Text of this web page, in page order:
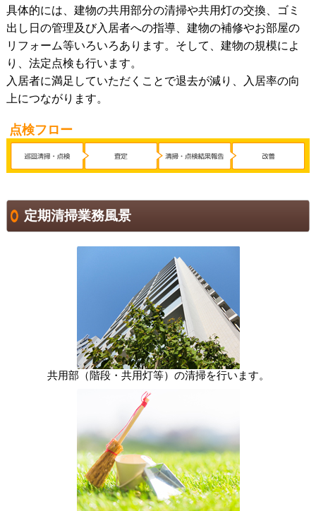
具体的には、建物の共用部分の清掃や共用灯の交換、ゴミ
出し日の管理及び入居者への指導、建物の補修やお部屋の
リフォーム等いろいろあります。そして、建物の規模によ
り、法定点検も行います。
入居者に満足していただくことで退去が減り、入居率の向
上につながります。
点検フロー
定期清掃業務風景
共用部（階段・共用灯等）の清掃を行います。